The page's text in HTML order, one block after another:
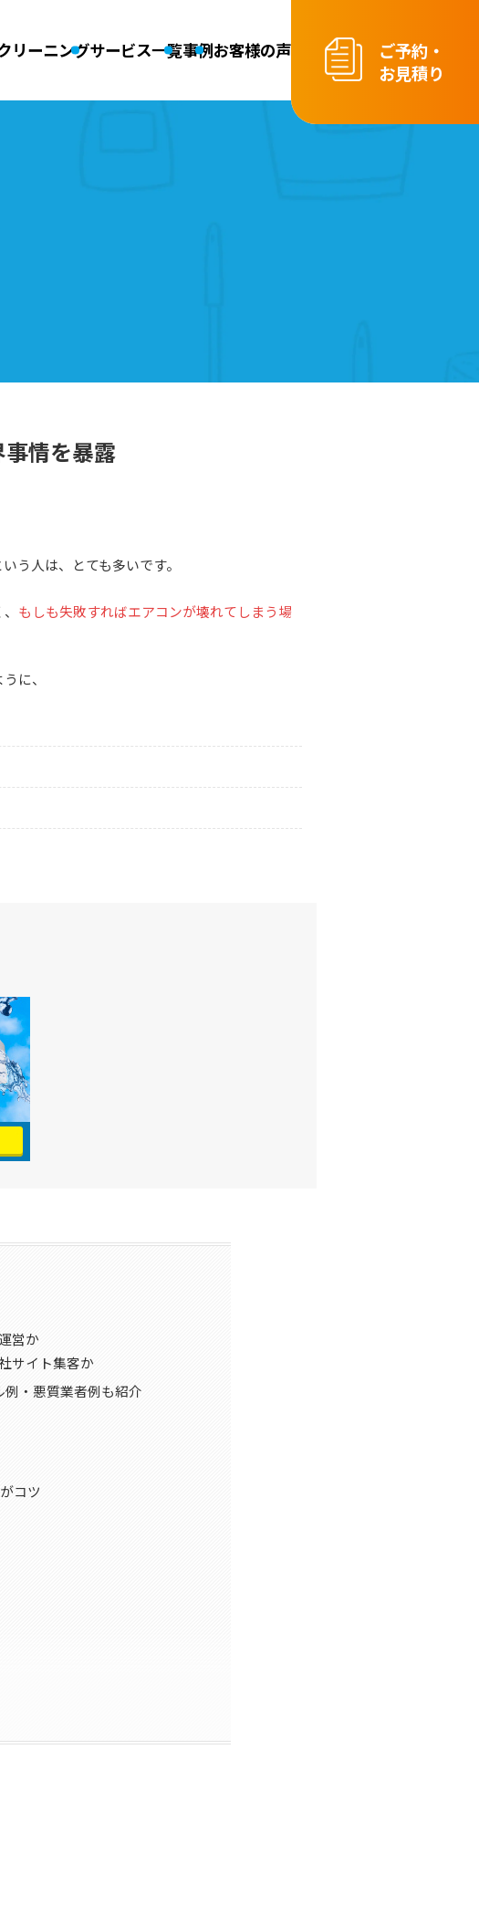
+
リーニングサービス一覧事例お客様の声
ご予約・
お見積り
機クリーニング
情を暴露
いう人は、とても多いです。
もしも失敗すればエアコンが壊れてしまう場
に、
営か
サイト集客か
・悪質業者例も紹介
コツ